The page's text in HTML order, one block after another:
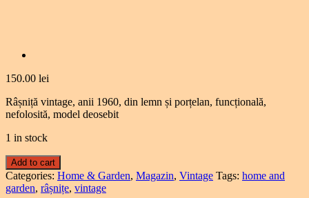
150.00 lei
Râșniță vintage, anii 1960, din lemn și porțelan, funcțională,
nefolosită, model deosebit
1 in stock
Add to cart
Categories: Home & Garden, Magazin, Vintage Tags: home and
garden, râșnițe, vintage